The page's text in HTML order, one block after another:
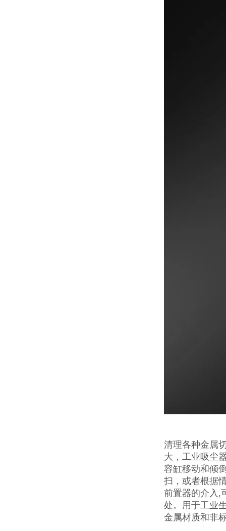
清理各种金属
大，工业吸尘
容缸移动和倾
扫，或者根据
前置器的介入,
处。用于工业
金属材质和非